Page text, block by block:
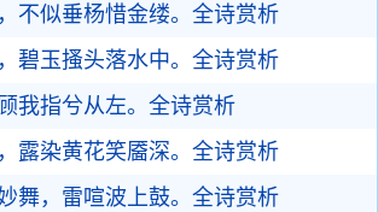
不似垂杨惜金缕。 全诗赏析
碧玉搔头落水中。 全诗赏析
我指兮从左。 全诗赏析
露染黄花笑靥深。 全诗赏析
舞，雷喧波上鼓。 全诗赏析